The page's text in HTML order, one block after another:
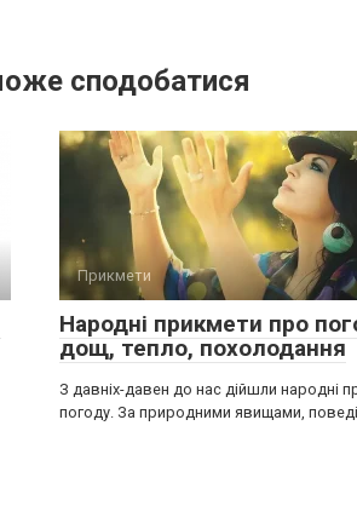
сподобатися
Прикмети
Народні прикмети про
дощ, тепло, похолодання
З давніх-давен до нас дійшли народні
погоду. За природними явищами,